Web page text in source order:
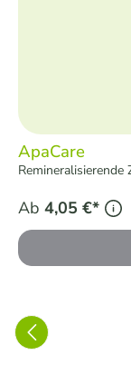
ApaCare
Ab 4,05 €*